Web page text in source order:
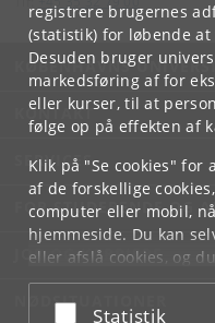
registrere brugernes
(statistik) for løbende
Desuden bruger
markedsføring af for
eller kurser, til at
følge op på effekten af
Klik på "Se cookies" for
af de forskellige
computer eller mobil,
hjemmeside. Du kan
eller afslå cookies, og
underCookie- og
bunden af hver side.
Acceptér eller
Statistik
KØBENHAVNS
KONTAKT
SERVICES
FOR STUDERENDE OG
JOB OG KARRIERE
NØDSITUATIONER